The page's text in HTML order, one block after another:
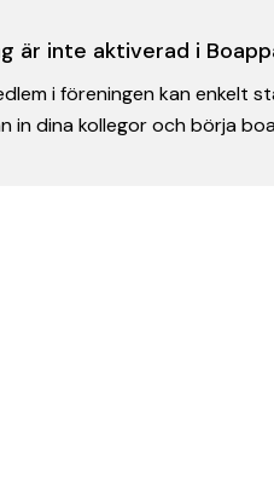
är inte aktiverad i
i föreningen kan enkelt
in dina kollegor och börja